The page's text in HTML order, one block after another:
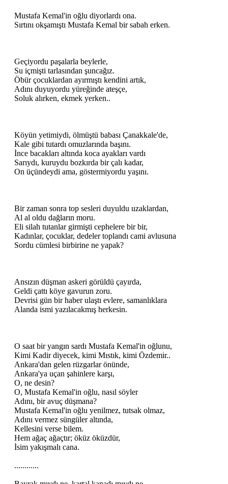
Mustafa Kemal'in oğlu diyorlardı ona.
Sırtını okşamıştı Mustafa Kemal bir sabah erken.
Geçiyordu paşalarla beylerle,
Su içmişti tarlasından şuncağız.
Öbür çocuklardan ayırmıştı kendini artık,
Adını duyuyordu yüreğinde ateşçe,
Soluk alırken, ekmek yerken..
Köyün yetimiydi, ölmüştü babası Çanakkale'de,
Kale gibi tutardı omuzlarında başını.
İnce bacakları altında koca ayakları vardı
Sarıydı, kuruydu bozkırda bir çalı kadar,
On üçündeydi ama, göstermiyordu yaşını.
Bir zaman sonra top sesleri duyuldu uzaklardan,
Al al oldu dağların moru.
Eli silah tutanlar girmişti cephelere bir bir,
Kadınlar, çocuklar, dedeler toplandı cami avlusuna
Sordu cümlesi birbirine ne yapak?
Ansızın düşman askeri görüldü çayırda,
Geldi çattı köye gavurun zoru.
Devrisi gün bir haber ulaştı evlere, samanlıklara
Alanda ismi yazılacakmış herkesin.
O saat bir yangın sardı Mustafa Kemal'in oğlunu,
Kimi Kadir diyecek, kimi Mıstık, kimi Özdemir..
Ankara'dan gelen rüzgarlar önünde,
Ankara'ya uçan şahinlere karşı,
O, ne desin?
O, Mustafa Kemal'in oğlu, nasıl söyler
Adını, bir avuç düşmana?
Mustafa Kemal'in oğlu yenilmez, tutsak olmaz,
Adını vermez süngüler altında,
Kellesini verse bilem.
Hem ağaç ağaçtır; öküz öküzdür,
İsim yakışmalı cana.
............